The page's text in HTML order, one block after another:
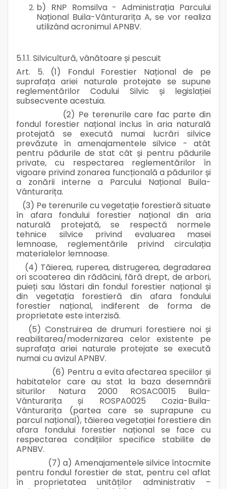
b) RNP Romsilva - Administrația Parcului
Național Buila-Vânturarița A, se vor realiza
utilizând acronimul APNBV.
5.1.1. Silvicultură, vânătoare și pescuit
Art. 5. (1) Fondul Forestier Național de pe
suprafața ariei naturale protejate se supune
reglementărilor Codului Silvic și legislației
subsecvente acestuia.
(2) Pe terenurile care fac parte din
fondul forestier național inclus în aria naturală
protejată se execută numai lucrări silvice
prevăzute în amenajamentele silvice - atât
pentru pădurile de stat cât și pentru pădurile
private, cu respectarea reglementărilor în
vigoare privind zonarea funcțională a pădurilor și
a zonării interne a Parcului Național Buila-
Vânturarița.
(3) Pe terenurile cu vegetație forestieră situate
în afara fondului forestier național din aria
naturală protejată, se respectă normele
tehnice silvice privind evaluarea masei
lemnoase, reglementările privind circulația
materialelor lemnoase.
(4) Tăierea, ruperea, distrugerea, degradarea
ori scoaterea din rădăcini, fără drept, de arbori,
puieți sau lăstari din fondul forestier național și
din vegetația forestieră din afara fondului
forestier național, indiferent de forma de
proprietate este interzisă.
(5) Construirea de drumuri forestiere noi și
reabilitarea/modernizarea celor existente pe
suprafața ariei naturale protejate se execută
numai cu avizul APNBV.
(6) Pentru a evita afectarea speciilor și
habitatelor care au stat la baza desemnării
siturilor Natura 2000 ROSAC0015 Buila-
Vânturarița și ROSPA0025 Cozia-Buila-
Vânturarița (partea care se suprapune cu
parcul național), tăierea vegetației forestiere din
afara fondului forestier național se face cu
respectarea condițiilor specifice stabilite de
APNBV.
(7) a) Amenajamentele silvice întocmite
pentru fondul forestier de stat, pentru cel aflat
în proprietatea unităților administrativ –